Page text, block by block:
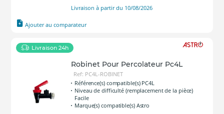
Livraison à partir du 10/08/2026
Ajouter au comparateur
Livraison 24h
Robinet Pour Percolateur Pc4L
Ref: PC4L-ROBINET
Référence(s) compatible(s) PC4L
Niveau de difficulté (remplacement de la pièce)
Facile
Marque(s) compatible(s) Astro